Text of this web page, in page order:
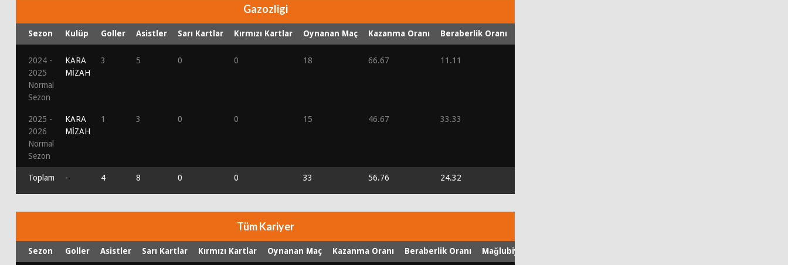
Gazozligi
Sezon Kulüp Goller Asistler Sarı Kartlar Kırmızı Kartlar Oynanan Maç Kazanma Oranı Beraberlik Oranı
2024 -
2025
Normal
Sezon
KARA
MİZAH
3 5 0 0 18 66.67 11.11
2025 -
2026
Normal
Sezon
KARA
MİZAH
1 3 0 0 15 46.67 33.33
Toplam - 4 8 0 0 33 56.76 24.32
Tüm Kariyer
Sezon Goller Asistler Sarı Kartlar Kırmızı Kartlar Oynanan Maç Kazanma Oranı Beraberlik Oranı Mağlubiyet Oranı